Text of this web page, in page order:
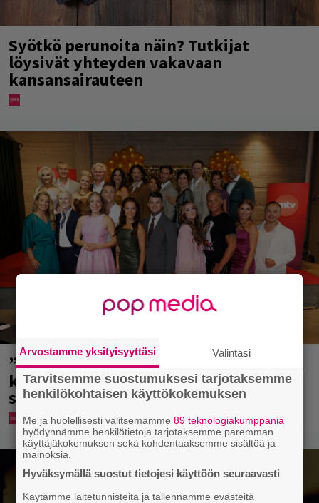
Syötkö perunoita näin? Tutkijat
löysivät yhteyden vakavaan
kansansairauteen
”Että semmonen sirkus” – TTK-
kilpailijat julkistettiin ja kansalla on
sanottavaa
Arvostamme yksityisyyttäsi Valintasi
Tarvitsemme suostumuksesi tarjotaksemme
henkilökohtaisen käyttökokemuksen
Me ja huolellisesti valitsemamme89 teknologiakumppania
hyödynnämme henkilötietoja tarjotaksemme paremman
käyttäjäkokemuksen sekä kohdentaaksemme sisältöä ja
mainoksia.
Hyväksymällä suostut tietojesi käyttöön seuraavasti
Käytämme laitetunnisteita ja tallennamme evästeitä